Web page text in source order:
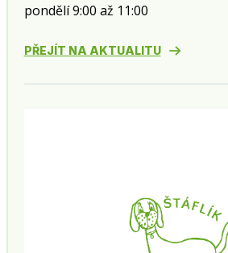
pondělí 9:00 až 11:00
PŘEJÍT NA AKTUALITU